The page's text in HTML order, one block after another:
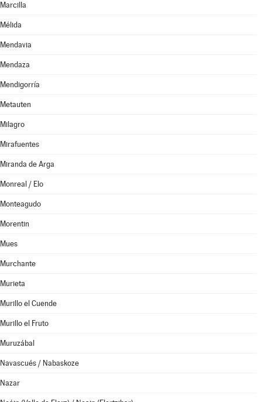
Marcilla
Mélida
Mendavia
Mendaza
Mendigorría
Metauten
Milagro
Mirafuentes
Miranda de Arga
Monreal / Elo
Monteagudo
Morentin
Mues
Murchante
Murieta
Murillo el Cuende
Murillo el Fruto
Muruzábal
Navascués / Nabaskoze
Nazar